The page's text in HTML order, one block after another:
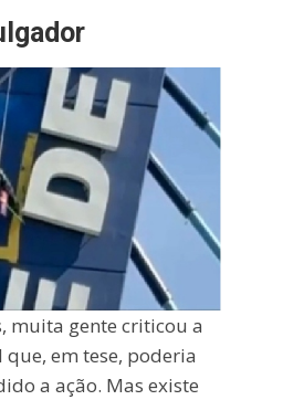
muita gente criticou a
que, em tese, poderia
a ação. Mas existe